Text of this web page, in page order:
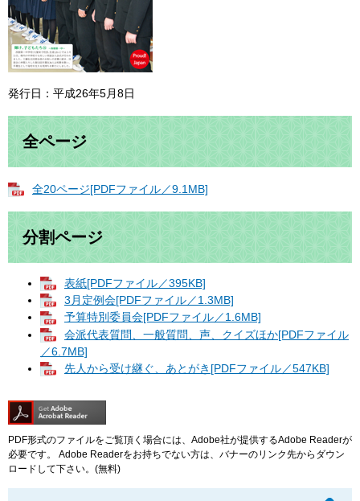
発行日：平成26年5月8日
全ページ
全20ページ[PDFファイル／9.1MB]
分割ページ
表紙[PDFファイル／395KB]
3月定例会[PDFファイル／1.3MB]
予算特別委員会[PDFファイル／1.6MB]
会派代表質問、一般質問、声、クイズほか[PDFファイル
／6.7MB]
先人から受け継ぐ、あとがき[PDFファイル／547KB]
PDF形式のファイルをご覧頂く場合には、Adobe社が提供するAdobe Readerが
必要です。
Adobe Readerをお持ちでない方は、バナーのリンク先からダウン
ロードして下さい。(無料)